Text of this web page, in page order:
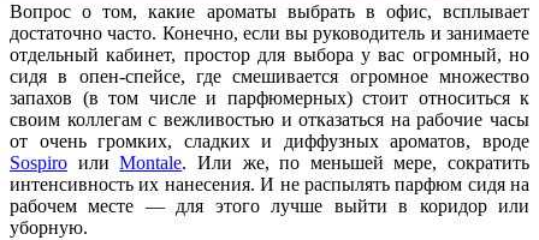
Вопрос о том, какие ароматы выбрать в офис, всплывает
достаточно часто. Конечно, если вы руководитель и занимаете
отдельный кабинет, простор для выбора у вас огромный, но
сидя в опен-спейсе, где смешивается огромное множество
запахов (в том числе и парфюмерных) стоит относиться к
своим коллегам с вежливостью и отказаться на рабочие часы
от очень громких, сладких и диффузных ароматов, вроде
Sospiro илиMontale. Или же, по меньшей мере, сократить
интенсивность их нанесения. И не распылять парфюм сидя на
рабочем месте — для этого лучше выйти в коридор или
уборную.